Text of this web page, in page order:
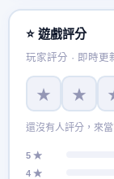
⭐ 遊戲評分
玩家評分 · 即時更
★ ★
還沒有人評分，來
5 ★
4 ★